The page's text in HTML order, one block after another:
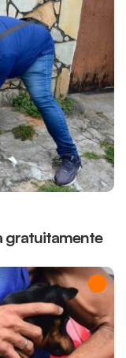
gratuitamente